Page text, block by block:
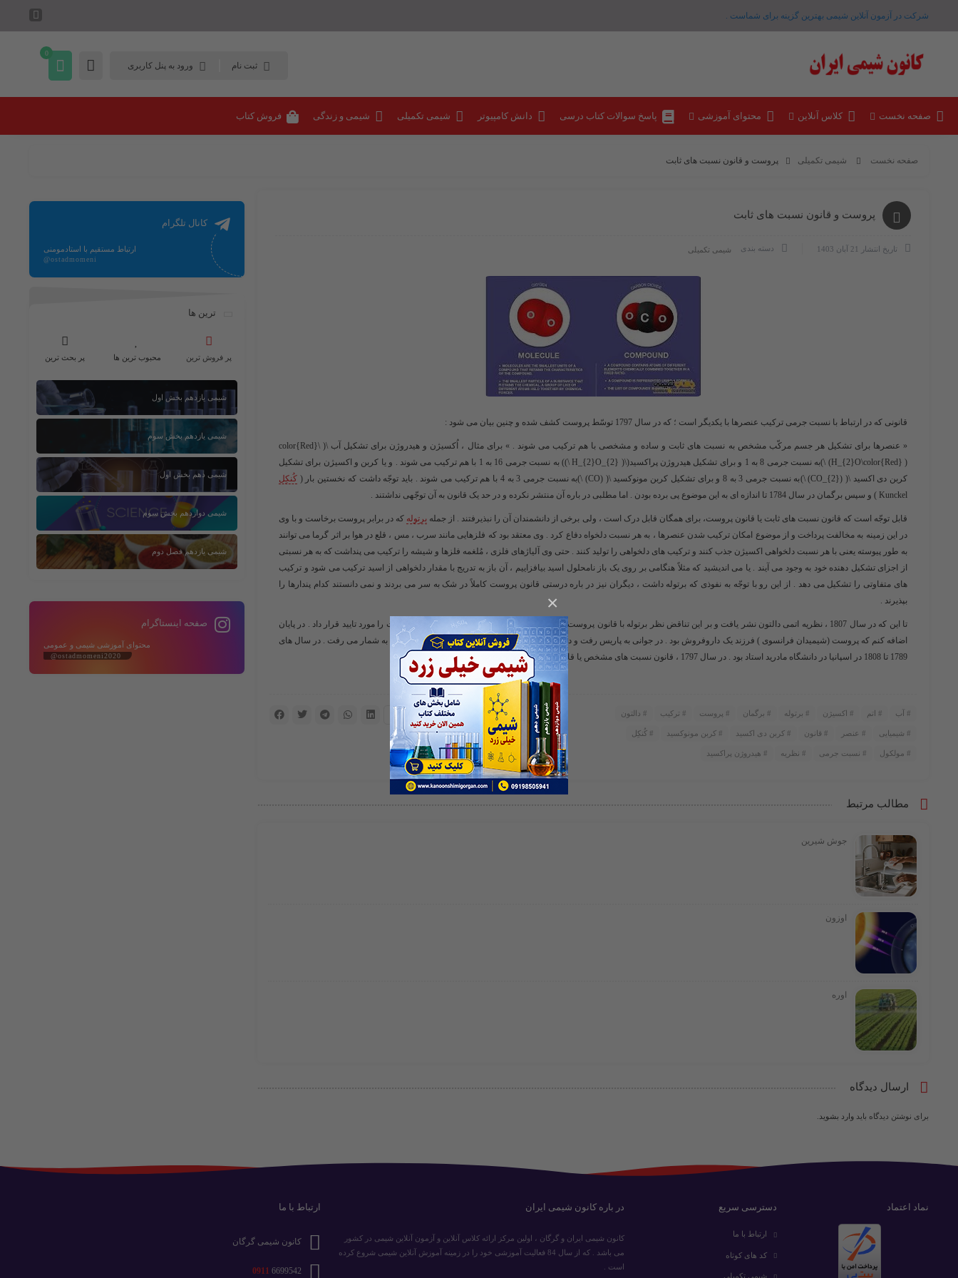
×
شرکت در آزمون آنلاین شیمی بهترین گزینه برای شماست .
ثبت نام ورود به پنل کاربری
0
صفحه نخست کلاس آنلاین محتوای آموزشی پاسخ سوالات کتاب درسی دانش کامپیوتر شیمی تکمیلی شیمی و زندگی فروش کتاب
صفحه نخست شیمی تکمیلی پروست و قانون نسبت های ثابت
پروست و قانون نسبت های ثابت
تاریخ انتشار 21 آبان 1403 دسته بندی شیمی تکمیلی
قانونی که در ارتباط با نسبت جرمی ترکیب عنصرها با یکدیگر است ؛ که در سال 1797 توسّط پروست کشف شده و چنین بیان می شود :
« عنصرها برای تشکیل هر جسم مرکّب مشخص به نسبت های ثابت و ساده و مشخصی با هم ترکیب می شوند . » برای مثال ، اُکسیژن و هیدروژن برای تشکیل آب ​
\( \color{Red}
(H_{2}O\color{Red} ) \)
​به نسبت جرمی 8 به 1 و برای تشکیل هیدروژن پراکسید(​ \( H_{2}O_{2} \)
​) به نسبت جرمی 16 به 1 با هم ترکیب می شوند . و یا کربن و اکسیژن برای تشکیل
کربن دی اکسید ​\( (CO_{2}) \) ​به نسبت جرمی 3 به 8 و برای تشکیل کربن مونوکسید ​ \( (CO) \) ​به نسبت جرمی 3 به 4 با هم ترکیب می شوند . باید توجّه داشت که نخستین بار (
کُنکِل
Kunckel ) و سپس برگمان در سال 1784 تا اندازه ای به این موضوع پی برده بودن . اما مطلبی در باره آن منتشر نکرده و در حد یک قانون به آن توجّهی نداشتند .
قابل توجّه است که قانون نسبت های ثابت یا قانون پروست، برای همگان قابل درک است ، ولی برخی از دانشمندان آن را نبذیرفتند . از جمله برتوله که در برابر پروست برخاست و با وی
در این زمینه به مخالفت پرداخت و از موضوع امکان ترکیب شدن عنصرها ، به هر نسبت دلخواه دفاع کرد . وی معتقد بود که فلزهایی مانند سرب ، مس ، قلع در هوا بر اثر گرما می توانند
به طور پیوسته یعنی با هر نسبت دلخواهی اکسیژن جذب کنند و ترکیب های دلخواهی را تولید کنند . حتی وی آلیاژهای فلزی ، مُلغمه فلزها و شیشه را ترکیب می پنداشت که به هر نسبتی
از اجزای تشکیل دهنده خود به وجود می آیند . یا می اندیشید که مثلاً هنگامی بر روی یک باز نامحلول اسید بیافزاییم ، آن باز به تدریج با مقدار دلخواهی از اسید ترکیب می شود و ترکیب
های متفاوتی را تشکیل می دهد . از این رو با توجّه به نفوذی که برتوله داشت ، دیگران نیز در باره درستی قانون پروست کاملاً در شک به سر می بردند و نمی دانستند کدام پندارها را
بپذیرند .
تا این که در سال 1807 ، نظریه اتمی دالتون نشر یافت و بر این تناقض نظر برتوله با قانون پروست مُهر پایان زد . زیرا این نظریه قانون نسبت های ثابت را مورد تایید قرار داد . در پایان
اضافه کنم که پروست (شیمیدان فرانسوی ) فرزند یک داروفروش بود . در جوانی به پاریس رفت و در آنجا داروخانه ای تاسیس کرد که بُنگاه شیمیایی هم به شمار می رفت . در سال های
1789 تا 1808 در اسپانیا در دانشگاه مادرید استاد بود . در سال 1797 ، قانون نسبت های مشخص یا قانون نسبت های پایدار را کشف کرد .
آب اتم اکسیژن برتوله برگمان پروست ترکیب دالتون
شیمیایی عنصر قانون کربن دی اکسید کربن مونوکسید کُنکِل
مولکول نسبت جرمی نظریه هیدروژن پراکسید
مطالب مرتبط
جوش شیرین
اوزون
اوره
ارسال دیدگاه
برای نوشتن دیدگاه باید وارد بشوید
کانال تلگرام
ارتباط مستقیم با استادمومنی
@ostadmomeni
ترین ها
پر فروش ترین محبوب ترین ها پر بحث ترین
شیمی یازدهم بخش اول
شیمی یازدهم بخش سوم
شیمی دهم بخش اول
شیمی دوازدهم بخش سوم
شیمی یازدهم فصل دوم
صفحه اینستاگرام
محتوای آموزشی شیمی و عمومی
@ostadmomeni2020
نماد اعتماد دسترسی سریع
ارتباط با ما
کد های کوتاه
شیمی تکمیلی
در باره کانون شیمی ایران
کانون شیمی ایران و گرگان ، اولین مرکز ارائه کلاس آنلاین و آزمون آنلاین شیمی در کشور
می باشد . که از سال 84 فعالیت آموزشی خود را در زمینه آموزش آنلاین شیمی شروع کرده
است .
ارتباط با ما
کانون شیمی گرگان
0911 6699542